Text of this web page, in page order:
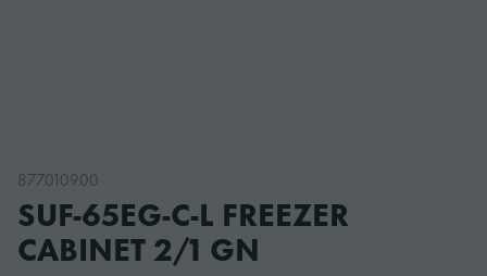
877010900
SUF-65EG-C-L FREEZER
CABINET 2/1 GN